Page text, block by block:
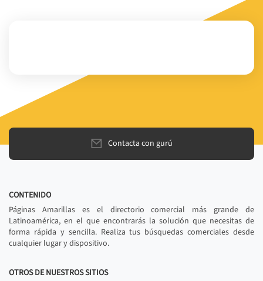
Contacta con gurú
CONTENIDO
Páginas Amarillas es el directorio comercial más grande de
Latinoamérica, en el que encontrarás la solución que necesitas de
forma rápida y sencilla. Realiza tus búsquedas comerciales desde
cualquier lugar y dispositivo.
OTROS DE NUESTROS SITIOS